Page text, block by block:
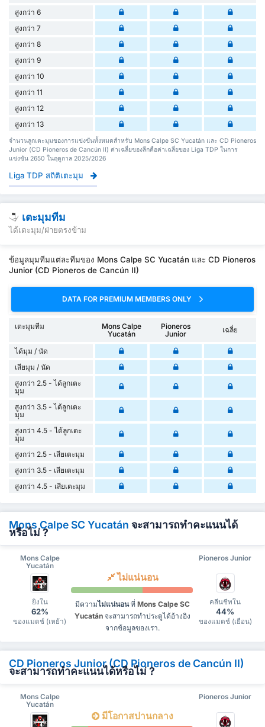
สูงกว่า 6
สูงกว่า 7
สูงกว่า 8
สูงกว่า 9
สูงกว่า 10
สูงกว่า 11
สูงกว่า 12
สูงกว่า 13
จำนวนลูกเตะมุมของการแข่งขันทั้งหมดสำหรับ Mons Calpe SC Yucatán และ CD Pioneros
Junior (CD Pioneros de Cancún II) ค่าเฉลี่ยของลีกคือค่าเฉลี่ยของ Liga TDP ในการ
แข่งขัน 2650 ในฤดูกาล 2025/2026
Liga TDP สถิติเตะมุม
เตะมุมทีม
ได้เตะมุม/ฝ่ายตรงข้าม
ข้อมูลมุมทีมแต่ละทีมของ Mons Calpe SC Yucatán และ CD Pioneros
Junior (CD Pioneros de Cancún II)
DATA FOR PREMIUM MEMBERS ONLY
เตะมุมทีม
Mons Calpe
Yucatán
Pioneros
Junior
เฉลี่ย
ได้มุม / นัด
เสียมุม / นัด
สูงกว่า 2.5 - ได้ลูกเตะ
มุม
สูงกว่า 3.5 - ได้ลูกเตะ
มุม
สูงกว่า 4.5 - ได้ลูกเตะ
มุม
สูงกว่า 2.5 - เสียเตะมุม
สูงกว่า 3.5 - เสียเตะมุม
สูงกว่า 4.5 - เสียเตะมุม
Mons Calpe SC Yucatán จะสามารถทำคะแนนได้
หรือไม่ ?
Mons Calpe
Yucatán
Pioneros Junior
ยิงใน
62%
ของแมตช์ (เหย้า)
ไม่แน่นอน
มีความไม่แน่นอนที่ Mons Calpe SC
Yucatán จะสามารถทำประตูได้อ้างอิง
จากข้อมูลของเรา.
คลีนชีทใน
44%
ของแมตช์ (เยือน)
CD Pioneros Junior (CD Pioneros de Cancún II)
จะสามารถทำคะแนนได้หรือไม่ ?
Mons Calpe
Yucatán
Pioneros Junior
มีโอกาสปานกลาง